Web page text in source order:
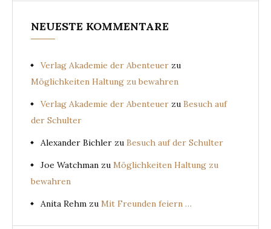
NEUESTE KOMMENTARE
Verlag Akademie der Abenteuer zu
Möglichkeiten Haltung zu bewahren
Verlag Akademie der Abenteuer zu Besuch auf
der Schulter
Alexander Bichler zu Besuch auf der Schulter
Joe Watchman zu Möglichkeiten Haltung zu
bewahren
Anita Rehm zu Mit Freunden feiern …